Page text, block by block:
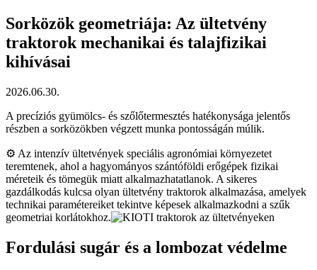
Sorközök geometriája: Az ültetvény
traktorok mechanikai és talajfizikai
kihívásai
2026.06.30.
A precíziós gyümölcs- és szőlőtermesztés hatékonysága jelentős
részben a sorközökben végzett munka pontosságán múlik.
⚙️ Az intenzív ültetvények speciális agronómiai környezetet
teremtenek, ahol a hagyományos szántóföldi erőgépek fizikai
méreteik és tömegük miatt alkalmazhatatlanok. A sikeres
gazdálkodás kulcsa olyan ültetvény traktorok alkalmazása, amelyek
technikai paramétereiket tekintve képesek alkalmazkodni a szűk
geometriai korlátokhoz.
Fordulási sugár és a lombozat védelme